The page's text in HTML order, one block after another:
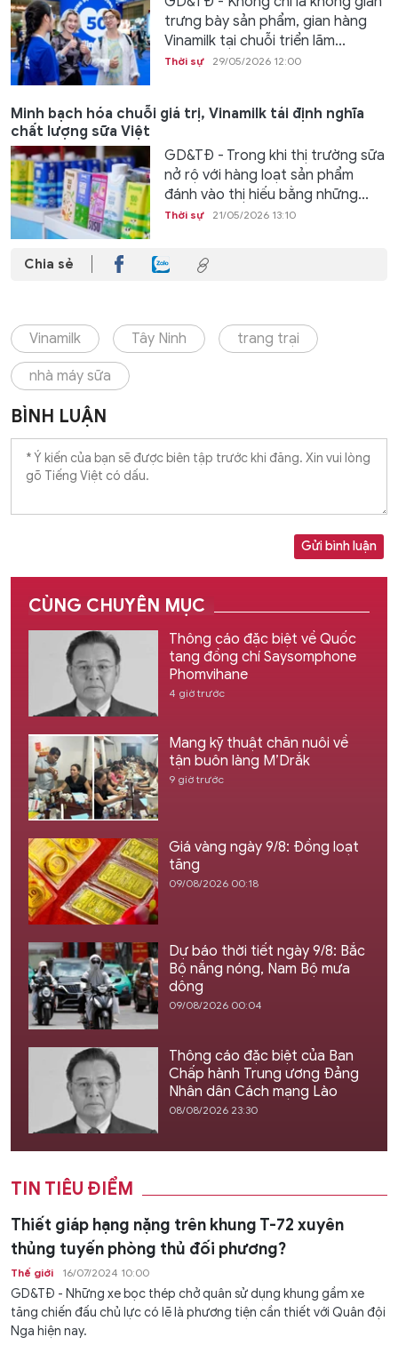
trưng bày sản phẩm, gian hàng
Vinamilk tại chuỗi triển lãm...
Thời sự 29/05/2026 12:00
Minh bạch hóa chuỗi giá trị, Vinamilk tái định nghĩa
chất lượng sữa Việt
GD&TĐ - Trong khi thị trường sữa
nở rộ với hàng loạt sản phẩm
đánh vào thị hiếu bằng những...
Thời sự 21/05/2026 13:10
Chia sẻ
Vinamilk Tây Ninh trang trại
nhà máy sữa
BÌNH LUẬN
Gửi bình luận
CÙNG CHUYÊN MỤC
Thông cáo đặc biệt về Quốc
tang đồng chí Saysomphone
Phomvihane
4 giờ trước
Mang kỹ thuật chăn nuôi về
tận buôn làng M’Drắk
9 giờ trước
Giá vàng ngày 9/8: Đồng loạt
tăng
09/08/2026 00:18
Dự báo thời tiết ngày 9/8: Bắc
Bộ nắng nóng, Nam Bộ mưa
dông
09/08/2026 00:04
Thông cáo đặc biệt của Ban
Chấp hành Trung ương Đảng
Nhân dân Cách mạng Lào
08/08/2026 23:30
TIN TIÊU ĐIỂM
Thiết giáp hạng nặng trên khung T-72 xuyên
thủng tuyến phòng thủ đối phương?
Thế giới 16/07/2024 10:00
GD&TĐ - Những xe bọc thép chở quân sử dụng khung gầm xe
tăng chiến đấu chủ lực có lẽ là phương tiện cần thiết với Quân đội
Nga hiện nay.